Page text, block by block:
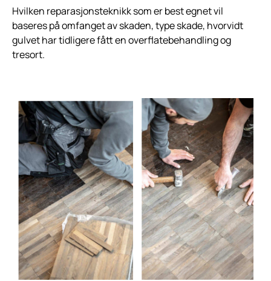
Hvilken reparasjonsteknikk som er best egnet vil
baseres på omfanget av skaden, type skade, hvorvidt
gulvet har tidligere fått en overflatebehandling og
tresort.